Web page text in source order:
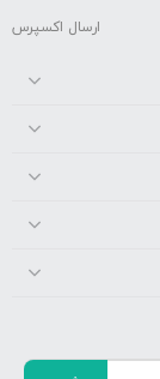
ارسال اکسپرس